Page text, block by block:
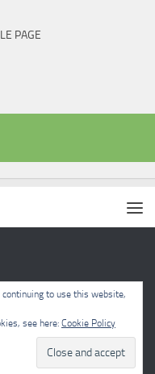
PAGE
Hueman theme
to use this website,
see here: Cookie Policy